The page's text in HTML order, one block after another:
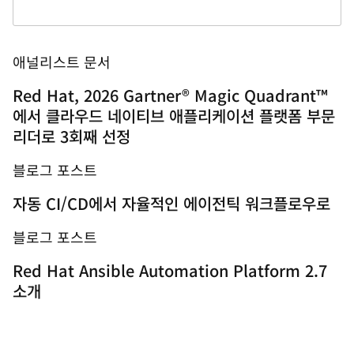
애널리스트 문서
Red Hat, 2026 Gartner® Magic Quadrant™
에서 클라우드 네이티브 애플리케이션 플랫폼 부문
리더로 3회째 선정
블로그 포스트
자동 CI/CD에서 자율적인 에이전틱 워크플로우로
블로그 포스트
Red Hat Ansible Automation Platform 2.7
소개